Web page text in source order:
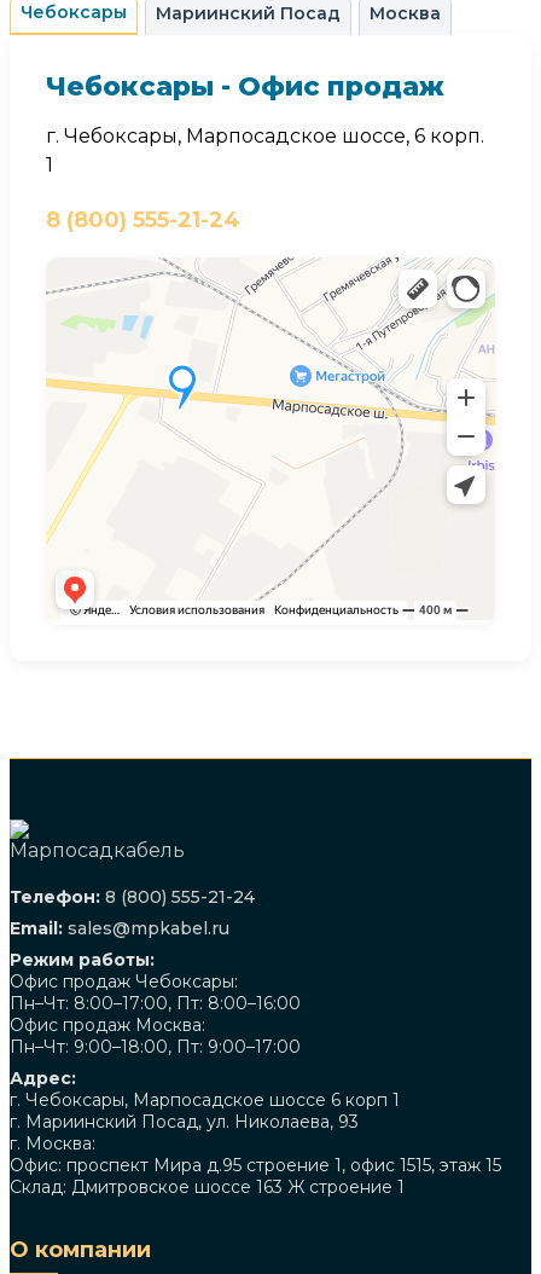
Чебоксары Мариинский Посад Москва
Чебоксары - Офис продаж
г. Чебоксары, Марпосадское шоссе, 6 корп.
1
8 (800) 555-21-24
Телефон: 8 (800) 555-21-24
Email: sales@mpkabel.ru
Режим работы:
Офис продаж Чебоксары:
Пн–Чт: 8:00–17:00, Пт: 8:00–16:00
Офис продаж Москва:
Пн–Чт: 9:00–18:00, Пт: 9:00–17:00
Адрес:
г. Чебоксары, Марпосадское шоссе 6 корп 1
г. Мариинский Посад, ул. Николаева, 93
г. Москва:
Офис: проспект Мира д.95 строение 1, офис 1515, этаж 15
Склад: Дмитровское шоссе 163 Ж строение 1
О компании